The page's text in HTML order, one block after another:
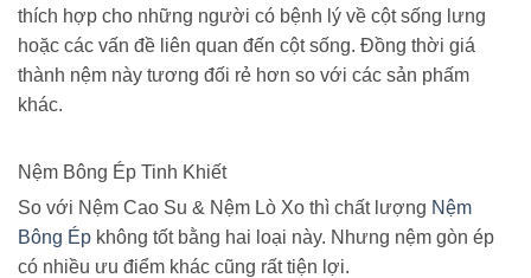
thích hợp cho những người có bệnh lý về cột sống lưng
hoặc các vấn đề liên quan đến cột sống. Đồng thời giá
thành nệm này tương đối rẻ hơn so với các sản phấm
khác.
Nệm Bông Ép Tinh Khiết
So với Nệm Cao Su & Nệm Lò Xo thì chất lượng Nệm
Bông Ép không tốt bằng hai loại này. Nhưng nệm gòn ép
có nhiều ưu điểm khác cũng rất tiện lợi.